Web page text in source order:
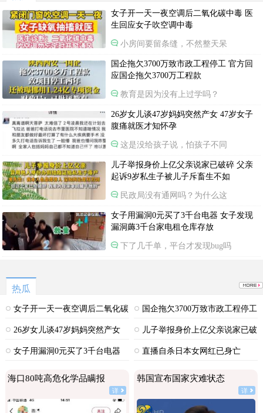
女子开一天一夜空调后二氧化碳中毒 医
生回应女子吹空调中毒
小房间要留条缝，不然整天呆
国企拖欠3700万致市政工程停工 官方回
应国企拖欠3700万工程款
教育是因为没有上过学吗？
26岁女儿谈47岁妈妈突然产女 47岁女子
腹痛就医才知怀孕
这是没给孩子说，怕孩子不同
儿子举报身价上亿父亲说家已破碎 父亲
起诉9岁私生子被儿子斥畜生不如
民政局没有通网吗？为什么这
女子用漏洞0元买了3千台电器 女子发现
漏洞薅3千台家电租仓库存放
下了几千单，平台才发现bug吗
热瓜
女子开一天一夜空调后二氧化碳
中毒
国企拖欠3700万致市政工程停工
26岁女儿谈47岁妈妈突然产女
儿子举报身价上亿父亲说家已破
碎
女子用漏洞0元买了3千台电器 直播自杀日本女网红已身亡
海口80吨高危化学品瞒报
详
韩国宣布国家灾难状态
详